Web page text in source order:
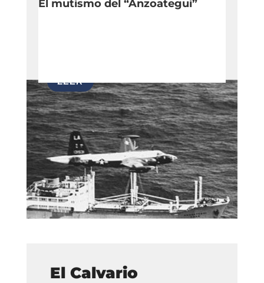
El mutismo del “Anzoategui”
El Calvario